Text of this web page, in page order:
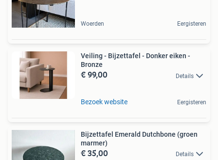
Woerden Eergisteren
Veiling - Bijzettafel - Donker eiken -
Bronze
€ 99,00 Details
Bezoek website Eergisteren
Bijzettafel Emerald Dutchbone (groen
marmer)
€ 35,00 Details